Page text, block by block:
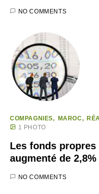
NO COMMENTS
COMPAGNIES MAROC
1 PHOTO
Les fonds propres
augmenté de
NO COMMENTS